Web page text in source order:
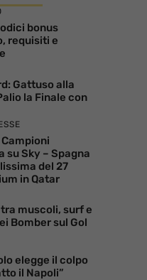
bonus
requisiti e
Gattuso alla
la Finale con
su Sky – Spagna
del 27
in Qatar
muscoli, surf e
Bomber sul Gol
elegge il colpo
il Napoli”